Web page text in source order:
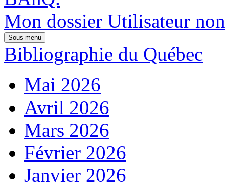
Mon dossier Utilisateur
Sous-menu
Bibliographie du Québec
Mai 2026
Avril 2026
Mars 2026
Février 2026
Janvier 2026